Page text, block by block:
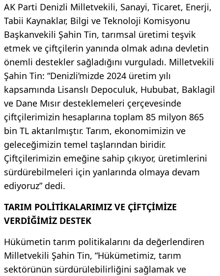
AK Parti Denizli Milletvekili, Sanayi, Ticaret, Enerji,
Tabii Kaynaklar, Bilgi ve Teknoloji Komisyonu
Başkanvekili Şahin Tin, tarımsal üretimi teşvik
etmek ve çiftçilerin yanında olmak adına devletin
önemli destekler sağladığını vurguladı. Milletvekili
Şahin Tin: “Denizli’mizde 2024 üretim yılı
kapsamında Lisanslı Depoculuk, Hububat, Baklagil
ve Dane Mısır desteklemeleri çerçevesinde
çiftçilerimizin hesaplarına toplam 85 milyon 865
bin TL aktarılmıştır. Tarım, ekonomimizin ve
geleceğimizin temel taşlarından biridir.
Çiftçilerimizin emeğine sahip çıkıyor, üretimlerini
sürdürebilmeleri için yanlarında olmaya devam
ediyoruz” dedi.
TARIM POLİTİKALARIMIZ VE ÇİFTÇİMİZE
VERDİĞİMİZ DESTEK
Hükümetin tarım politikalarını da değerlendiren
Milletvekili Şahin Tin, “Hükümetimiz, tarım
sektörünün sürdürülebilirliğini sağlamak ve